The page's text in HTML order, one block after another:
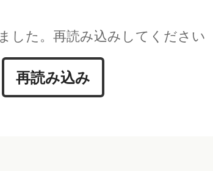
した。再読み込みしてください
再読み込み